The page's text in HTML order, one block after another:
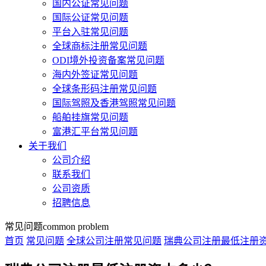
国内公证常见问题
国际公证常见问题
平台入驻常见问题
全球商标注册常见问题
ODI境外投资备案常见问题
海内外签证常见问题
全球条形码注册常见问题
国际驾照及香港驾照常见问题
船舶挂旗常见问题
富港汇平台常见问题
关于我们
公司介绍
联系我们
公司资质
招聘信息
常见问题common problem
首页 常见问题 全球公司注册常见问题 瑞典公司注册最低注册